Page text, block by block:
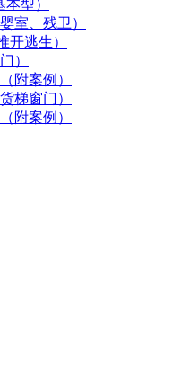
型）
室、残卫）
开逃生）
）
附案例）
梯窗门）
附案例）